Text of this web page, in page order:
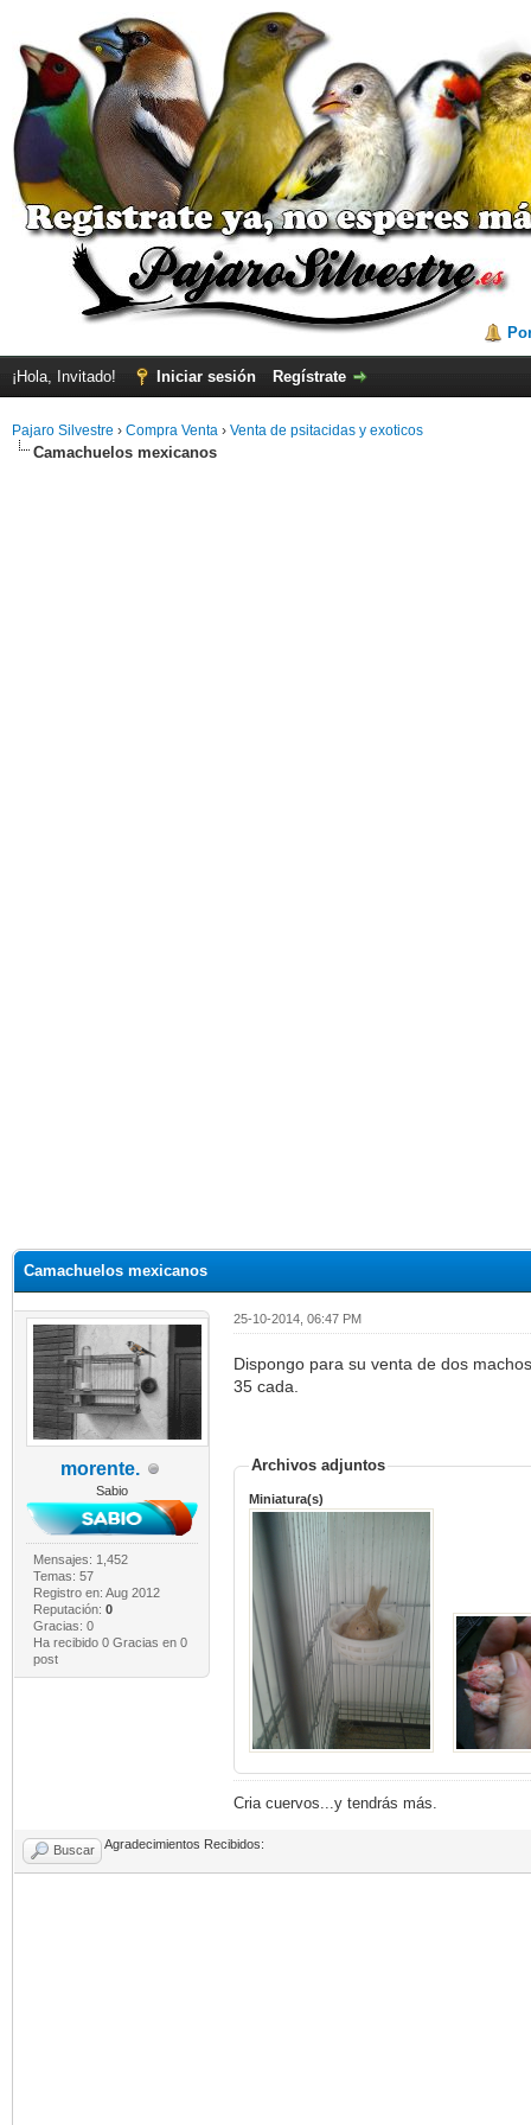
¡Hola, Invitado! Iniciar sesión Regístrate
Pajaro Silvestre › Compra Venta › Venta de psitacidas y exoticos
Camachuelos mexicanos
Camachuelos mexicanos
morente.
Sabio
Mensajes: 1,452
Temas: 57
Registro en: Aug 2012
Reputación: 0
Gracias: 0
Ha recibido 0 Gracias en 0
post
25-10-2014, 06:47 PM
Dispongo para su venta de dos
35 cada.
Archivos adjuntos
Miniatura(s)
Cria cuervos...y tendrás más.
Buscar Agradecimientos Recibidos: